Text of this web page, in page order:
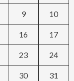
9 10
16 17
23 24
30 31